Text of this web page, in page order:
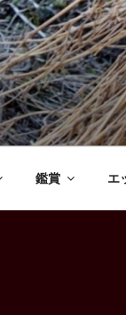
鑑賞 エ